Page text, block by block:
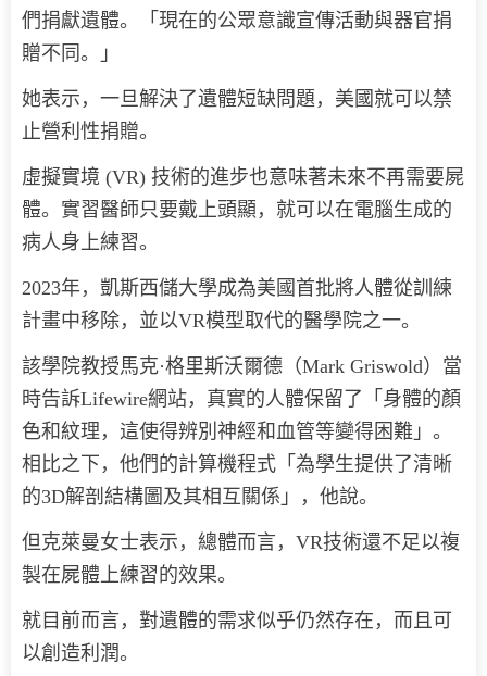
們捐獻遺體。「現在的公眾意識宣傳活動與器官捐
贈不同。」
她表示，一旦解決了遺體短缺問題，美國就可以禁
止營利性捐贈。
虛擬實境 (VR) 技術的進步也意味著未來不再需要屍
體。實習醫師只要戴上頭顯，就可以在電腦生成的
病人身上練習。
2023年，凱斯西儲大學成為美國首批將人體從訓練
計畫中移除，並以VR模型取代的醫學院之一。
該學院教授馬克·格里斯沃爾德（Mark Griswold）當
時告訴Lifewire網站，真實的人體保留了「身體的顏
色和紋理，這使得辨別神經和血管等變得困難」。
相比之下，他們的計算機程式「為學生提供了清晰
的3D解剖結構圖及其相互關係」，他說。
但克萊曼女士表示，總體而言，VR技術還不足以複
製在屍體上練習的效果。
就目前而言，對遺體的需求似乎仍然存在，而且可
以創造利潤。